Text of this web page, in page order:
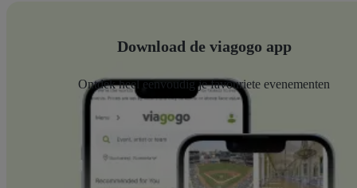
Download de viagogo app
Ontdek heel eenvoudig je favouriete evenementen